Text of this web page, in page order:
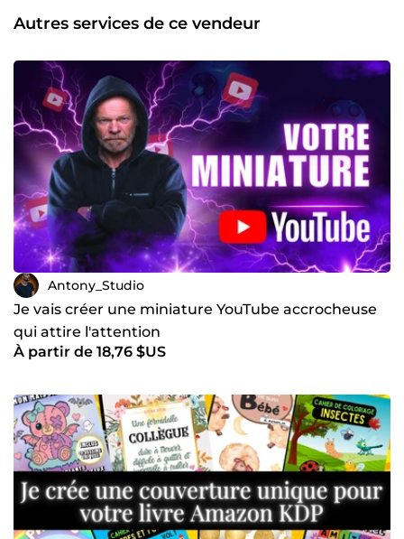
Autres services de ce vendeur
Antony_Studio
Je vais créer une miniature YouTube accrocheuse
qui attire l'attention
À partir de 18,76 $US